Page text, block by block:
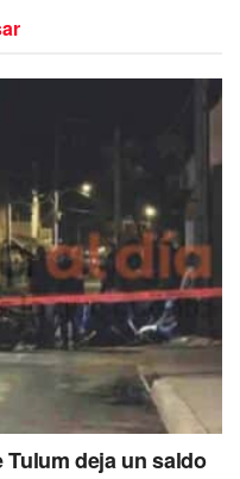
al amparo con
Séptimo de Distrito de
deja un saldo